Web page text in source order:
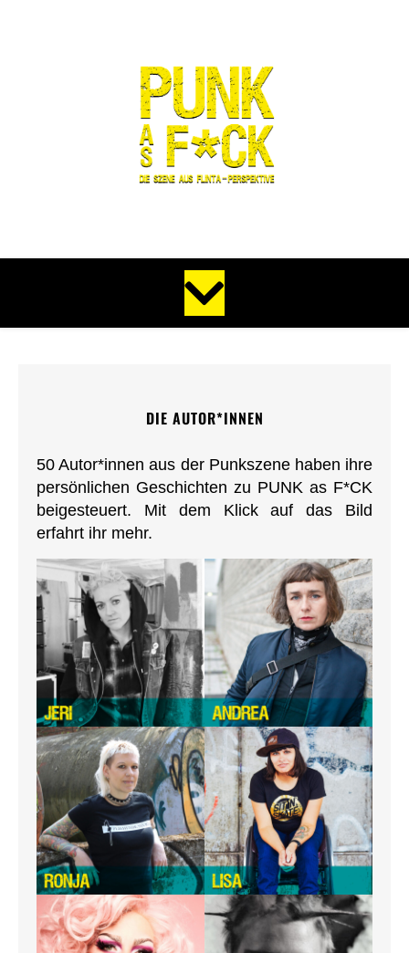
DIE AUTOR*INNEN
50 Autor*innen aus der Punkszene haben ihre
persönlichen Geschichten zu PUNK as F*CK
beigesteuert. Mit dem Klick auf das Bild
erfahrt ihr mehr.